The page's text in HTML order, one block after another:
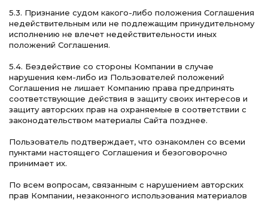
5.3. Признание судом какого-либо положения Соглашения
недействительным или не подлежащим принудительному
исполнению не влечет недействительности иных
положений Соглашения.
5.4. Бездействие со стороны Компании в случае
нарушения кем-либо из Пользователей положений
Соглашения не лишает Компанию права предпринять
соответствующие действия в защиту своих интересов и
защиту авторских прав на охраняемые в соответствии с
законодательством материалы Сайта позднее.
Пользователь подтверждает, что ознакомлен со всеми
пунктами настоящего Соглашения и безоговорочно
принимает их.
По всем вопросам, связанным с нарушением авторских
прав Компании, незаконного использования материалов